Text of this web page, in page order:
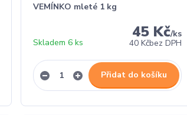
VEMÍNKO mleté 1 kg
45 Kč/ks
40 Kčbez DPH
Skladem 6 ks
Přidat do košíku